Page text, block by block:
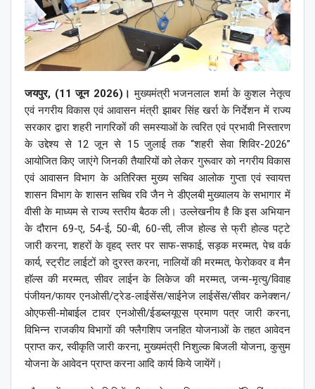
जयपुर, (11 जून 2026)। मुख्यमंत्री भजनलाल शर्मा के कुशल नेतृत्व
एवं नगरीय विकास एवं आवासन मंत्री झाबर सिंह खर्रा के निर्देशन में राज्य
सरकार द्वारा शहरी नागरिकों की समस्याओं के त्वरित एवं प्रभावी निस्तारण
के उद्देश्य से 12 जून से 15 जुलाई तक “शहरी सेवा शिविर-2026”
आयोजित किए जाएंगे जिनकी तैयारियों को लेकर गुरूवार को नगरीय विकास
एवं आवासन विभाग के अतिरिक्त मुख्य सचिव आलोक गुप्ता एवं स्वायत्त
शासन विभाग के शासन सचिव रवि जैन ने डीएलबी मुख्यालय के सभागार में
वीसी के माध्यम से राज्य स्तरीय बैठक ली। उल्लेखनीय है कि इस अभियान
के दौरान 69-ए, 54-ई, 50-बी, 60-सी, लीज होल्ड से फ्री होल्ड पट्टे
जारी करना, शहरों के वृहद् स्तर पर साफ-सफाई, सड़क मरम्मत, पेच वर्क
कार्य, स्ट्रीट लाईटों को दुरस्त करना, नालियों की मरम्मत, फेरोकवर व मैन
हाॅल्स की मरम्मत, सीवर लाईन के लिकेज की मरम्मत, जन्म-मृत्यु/विवाह
पंजीयन/फायर एनओसी/ट्रेड-लाईसेंस/साईनेज लाईसेंस/सीवर कनेक्शन/
ओएफसी-मोबाईल टावर एनओसी/ईडब्लयूएस प्रमाण पत्र जारी करना,
विभिन्न राजकीय विभागों की फ्लैगशिप जनहित योजनाओं के तहत आवेदन
प्राप्त कर, स्वीकृति जारी करना, मुख्यमंत्री निशुल्क बिजली योजना, कुसुम
योजना के आवेदन प्राप्त करना आदि कार्य किये जायेंगें।